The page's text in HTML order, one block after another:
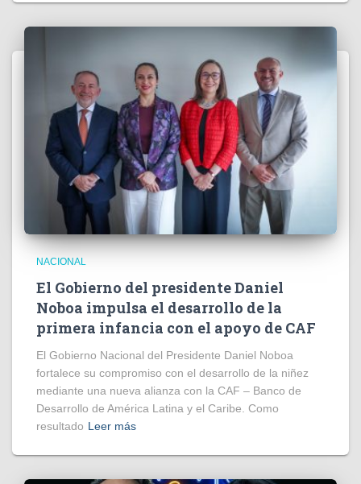
NACIONAL
El Gobierno del presidente Daniel
Noboa impulsa el desarrollo de la
primera infancia con el apoyo de CAF
El Gobierno Nacional del Presidente Daniel Noboa
fortalece su compromiso con el desarrollo de la niñez
mediante una nueva alianza con la CAF – Banco de
Desarrollo de América Latina y el Caribe. Como
resultado Leer más